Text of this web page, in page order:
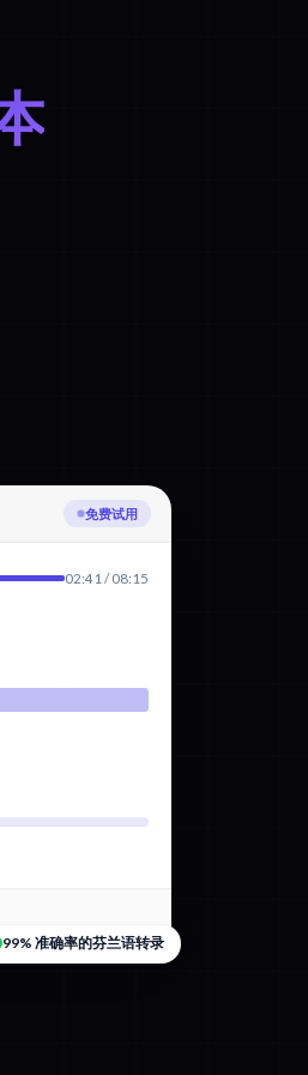
上传中
02:41 / 08:15
99% 准确率的芬兰语转录